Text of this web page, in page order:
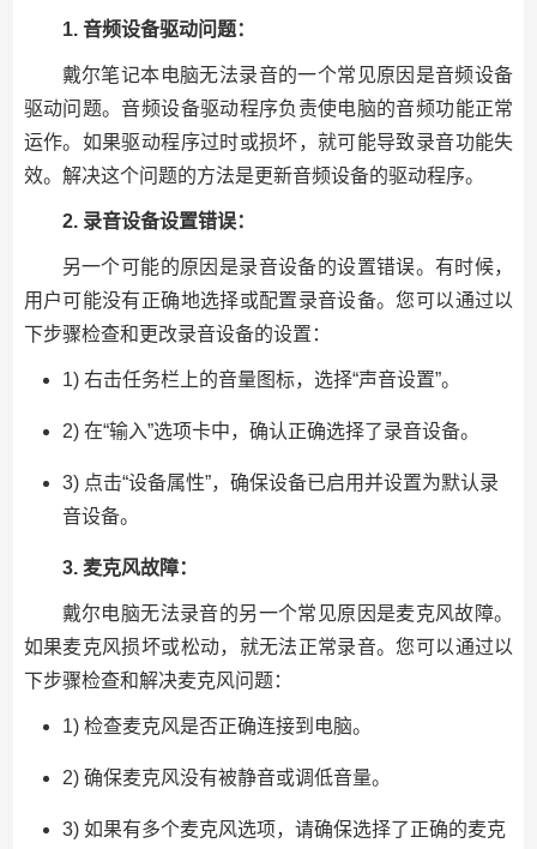
1. 音频设备驱动问题：
戴尔笔记本电脑无法录音的一个常见原因是音频设备
驱动问题。音频设备驱动程序负责使电脑的音频功能正常
运作。如果驱动程序过时或损坏，就可能导致录音功能失
效。解决这个问题的方法是更新音频设备的驱动程序。
2. 录音设备设置错误：
另一个可能的原因是录音设备的设置错误。有时候，
用户可能没有正确地选择或配置录音设备。您可以通过以
下步骤检查和更改录音设备的设置：
1) 右击任务栏上的音量图标，选择“声音设置”。
2) 在“输入”选项卡中，确认正确选择了录音设备。
3) 点击“设备属性”，确保设备已启用并设置为默认录
音设备。
3. 麦克风故障：
戴尔电脑无法录音的另一个常见原因是麦克风故障。
如果麦克风损坏或松动，就无法正常录音。您可以通过以
下步骤检查和解决麦克风问题：
1) 检查麦克风是否正确连接到电脑。
2) 确保麦克风没有被静音或调低音量。
3) 如果有多个麦克风选项，请确保选择了正确的麦克